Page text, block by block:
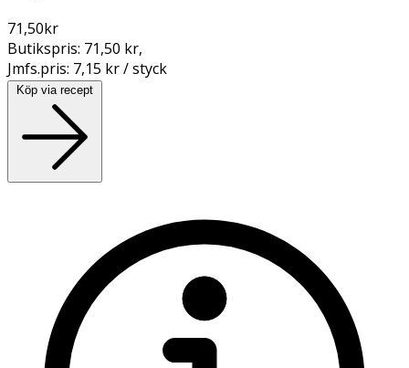
71,50kr
Butikspris: 71,50 kr,
Jmfs.pris: 7,15 kr / styck
Köp via recept